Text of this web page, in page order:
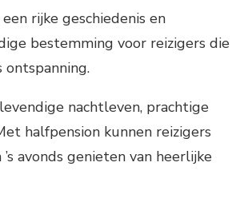
rijke geschiedenis en
bestemming voor reizigers die
nachtleven, prachtige
halfpension kunnen reizigers
avonds genieten van heerlijke